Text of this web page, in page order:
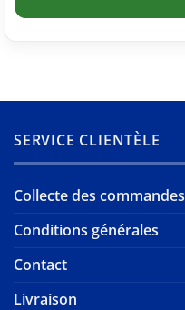
SERVICE CLIENTÈLE
Collecte des commandes
Conditions générales
Contact
Livraison